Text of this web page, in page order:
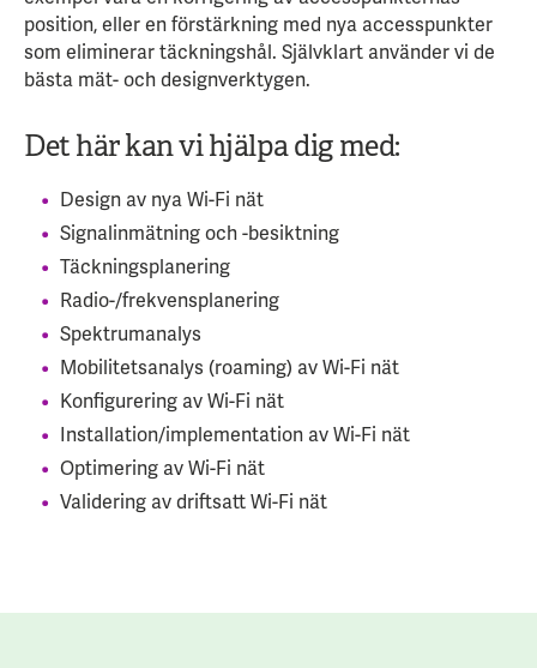
position, eller en förstärkning med nya accesspunkter
som eliminerar täckningshål. Självklart använder vi de
bästa mät- och designverktygen.
Det här kan vi hjälpa dig med:
Design av nya Wi-Fi nät
Signalinmätning och -besiktning
Täckningsplanering
Radio-/frekvensplanering
Spektrumanalys
Mobilitetsanalys (roaming) av Wi-Fi nät
Konfigurering av Wi-Fi nät
Installation/implementation av Wi-Fi nät
Optimering av Wi-Fi nät
Validering av driftsatt Wi-Fi nät